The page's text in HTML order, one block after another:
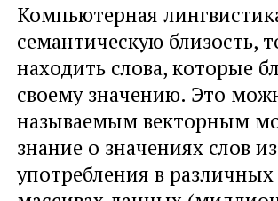
Компьютерная
семантическую близость,
находить слова, которые
своему значению. Это
называемым векторным
знание о значениях слов
употребления в